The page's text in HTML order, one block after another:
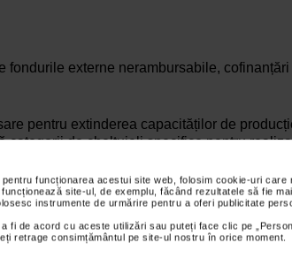
funcționarea acestui site web, folosim cookie-uri
site-ul, de exemplu, făcând rezultatele să fie
instrumente de urmărire pentru a oferi publicitate
fi de acord cu aceste utilizări sau puteți face clic pe
retrage consimțământul pe site-ul nostru în orice moment.
externe nerambursabile,
pentru extinderea capacităților de
de cheltuieli specifice pentru
următoarele condiții:
depunerii cererii de finanțare;